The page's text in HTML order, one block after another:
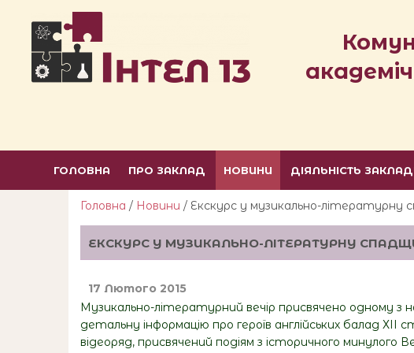
ГОЛОВНА ПРО ЗАКЛАД НОВИНИ ДІЯЛЬНІСТЬ
Головна / Новини / Екскурс у музикально-літературну
ЕКСКУРС У МУЗИКАЛЬНО-ЛІТЕРАТУРНУ
17 Лютого 2015
Музикально-літературний вечір присвячено одному з
детальну інформацію про героїв англійських балад
відеоряд, присвячений подіям з історичного минулого